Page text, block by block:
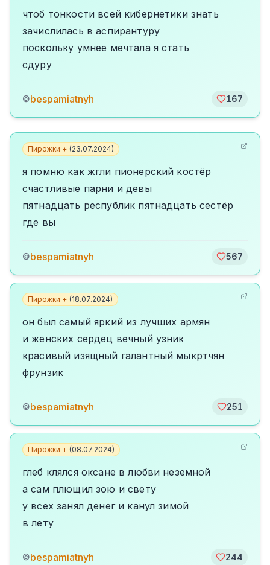
чтоб тонкости всей кибернетики знать
зачислилась в аспирантуру
поскольку умнее мечтала я стать
сдуру
©bespamiatnyh 167
Пирожки + (23.07.2024)
я помню как жгли пионерский костёр
счастливые парни и девы
пятнадцать республик пятнадцать сестёр
где вы
©bespamiatnyh 567
Пирожки + (18.07.2024)
он был самый яркий из лучших армян
и женских сердец вечный узник
красивый изящный галантный мыкртчян
фрунзик
©bespamiatnyh 251
Пирожки + (08.07.2024)
глеб клялся оксане в любви неземной
а сам плющил зою и свету
у всех занял денег и канул зимой
в лету
©bespamiatnyh 244